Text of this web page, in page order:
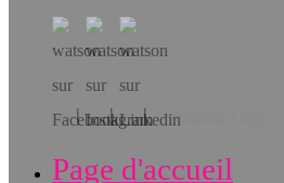
Téléchargez l’app!
Page d'accueil